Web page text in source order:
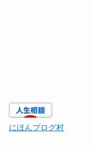
にほんブログ村